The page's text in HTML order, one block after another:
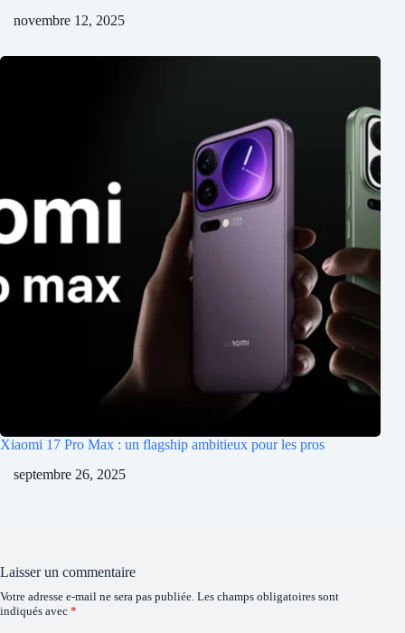
novembre 12, 2025
Xiaomi 17 Pro Max : un flagship ambitieux pour les pros
septembre 26, 2025
Laisser un commentaire
Votre adresse e-mail ne sera pas publiée. Les champs obligatoires sont
indiqués avec *